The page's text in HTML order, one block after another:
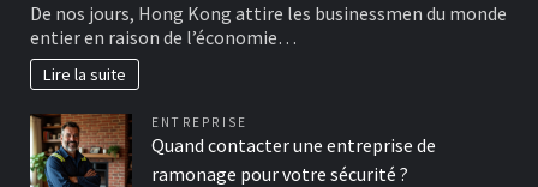
De nos jours, Hong Kong attire les businessmen du monde
entier en raison de l’économie…
Lire la suite
ENTREPRISE
Quand contacter une entreprise de
ramonage pour votre sécurité ?